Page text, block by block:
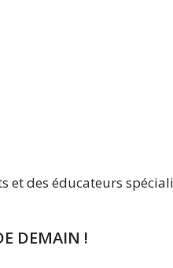
et des éducateurs
DEMAIN !